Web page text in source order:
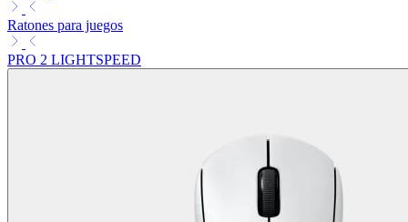
Ratones para juegos
PRO 2 LIGHTSPEED